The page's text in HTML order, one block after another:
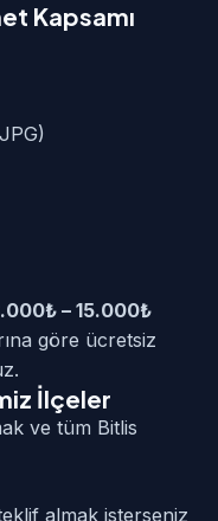
Kapsamı
– 15.000₺
göre ücretsiz
İlçeler
ve tüm Bitlis
almak isterseniz